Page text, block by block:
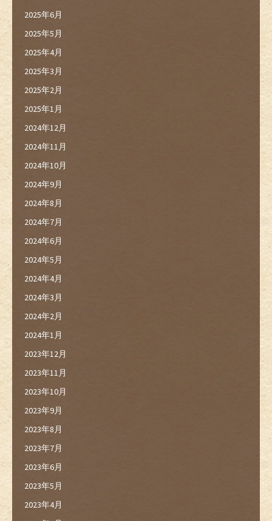
2025年6月
2025年5月
2025年4月
2025年3月
2025年2月
2025年1月
2024年12月
2024年11月
2024年10月
2024年9月
2024年8月
2024年7月
2024年6月
2024年5月
2024年4月
2024年3月
2024年2月
2024年1月
2023年12月
2023年11月
2023年10月
2023年9月
2023年8月
2023年7月
2023年6月
2023年5月
2023年4月